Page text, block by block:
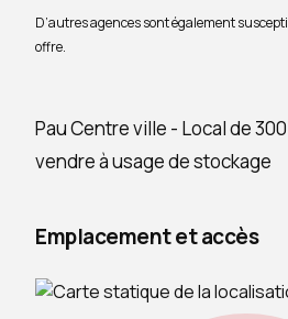
D’autres agences sont également
offre.
Pau Centre ville - Local de
vendre à usage de stockage
Emplacement et accès